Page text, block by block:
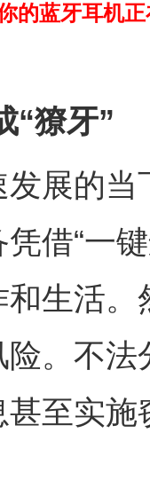
的蓝牙耳机
獠牙”
的当
借“一
生活。
。不
至实